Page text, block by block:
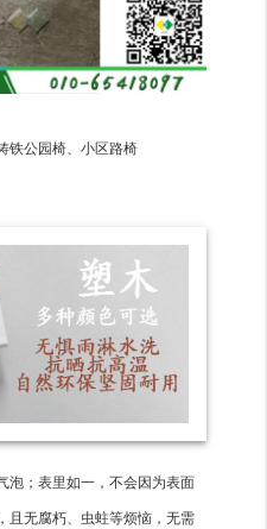
铁公园椅、小区路椅
泡；表里如一，不会因为表面
且无腐朽、虫蛀等烦恼，无需